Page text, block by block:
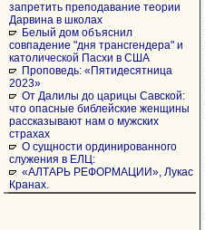
запретить преподавание теории
Дарвина в школах
Белый дом объяснил
совпадение "дня трансгендера" и
католической Пасхи в США
Проповедь: «Пятидесятница
2023»
От Далилы до царицы Савской:
что опасные библейские женщины
рассказывают нам о мужских
страхах
О сущности ординированного
служения в ЕЛЦ:
«АЛТАРЬ РЕФОРМАЦИИ», Лукас
Кранах.